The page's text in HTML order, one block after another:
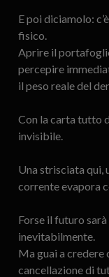
E poi diciamolo:
fisico.
Aprire il
percepire
il peso reale del
Con la carta tutto
invisibile.
Una strisciata qui,
corrente evapora
Forse il futuro
inevitabilmente.
Ma guai a credere
cancellazione di